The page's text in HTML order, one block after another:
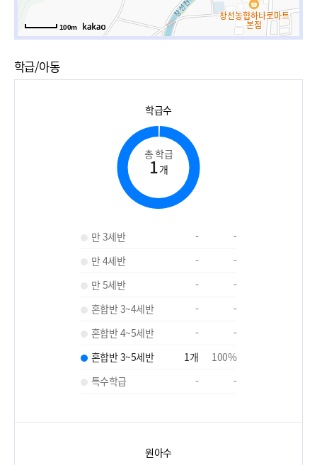
100m
학급/아동
학급수
총 학급
1개
만 3세반 -
-
만 4세반
-
-
만 5세반
-
-
혼합반 3~4세반
-
-
혼합반 4~5세반
-
-
혼합반 3~5세반
1개 100%
특수학급
- -
원아수